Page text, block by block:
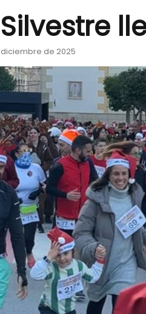
de 2025